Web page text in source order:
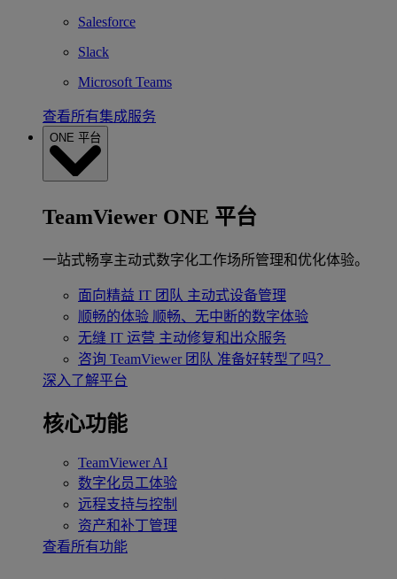
Salesforce
Slack
Microsoft Teams
查看所有集成服务
ONE 平台
TeamViewer ONE 平台
一站式畅享主动式数字化工作场所管理和优化体验。
面向精益 IT 团队 主动式设备管理
顺畅的体验 顺畅、无中断的数字体验
无缝 IT 运营 主动修复和出众服务
咨询 TeamViewer 团队 准备好转型了吗？
深入了解平台
核心功能
TeamViewer AI
数字化员工体验
远程支持与控制
资产和补丁管理
查看所有功能